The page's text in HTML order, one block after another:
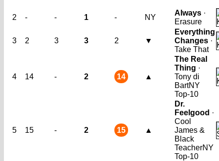
2 - - 1 - NY
Always ·
Erasure
3 2 3 3 2 ▼
Everything
Changes ·
Take That
4 14 - 2 14 ▲
The Real
Thing ·
Tony di
BartNY
Top-10
5 15 - 2 15 ▲
Dr.
Feelgood ·
Cool
James &
Black
TeacherNY
Top-10